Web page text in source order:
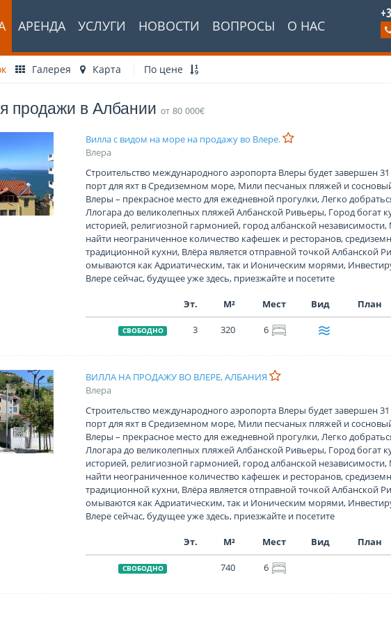
АРЕНДА УСЛУГИ НОВОСТИ ВОПРОСЫ О НАС
Галерея Карта По цене
продажи в Албании от 80 000€
Вилла с видом на море на продажу во Влере.
Влера
Строительство международного аэропорта Влеры будет завершен
порт для яхт в Средиземном море, Мили песчаных пляжей и
Влеры – прекрасное место для ежедневной прогулки, Легко
Ллогара до великолепных пляжей Албанской Ривьеры, Город богат
историей, религиозной гармонией, город албанской
найти неограниченное количество кафешек и ресторанов,
традиционной кухни, Влёра является отправной точкой Албанской
омываются как Адриатическим, так и Ионическим морями,
Влере сейчас, будущее уже здесь, приезжайте и посетите
Эт. М² Мест Вид План
СВОБОДНО 3 320 6
ВИЛЛА НА ПРОДАЖУ ВО ВЛЕРЕ, АЛБАНИЯ
Влера
Строительство международного аэропорта Влеры будет завершен
порт для яхт в Средиземном море, Мили песчаных пляжей и
Влеры – прекрасное место для ежедневной прогулки, Легко
Ллогара до великолепных пляжей Албанской Ривьеры, Город богат
историей, религиозной гармонией, город албанской
найти неограниченное количество кафешек и ресторанов,
традиционной кухни, Влёра является отправной точкой Албанской
омываются как Адриатическим, так и Ионическим морями,
Влере сейчас, будущее уже здесь, приезжайте и посетите
Эт. М² Мест Вид План
СВОБОДНО 740 6